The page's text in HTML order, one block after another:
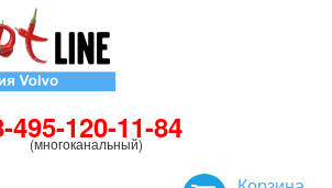
495-120-11-84
(многоканальный)